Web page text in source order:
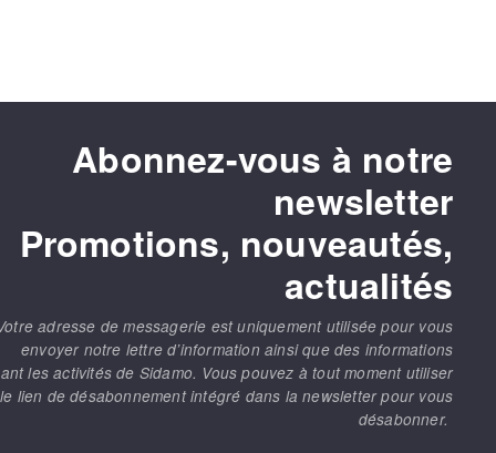
Abonnez-vous à notre
newsletter
Promotions, nouveautés,
actualités
adresse de messagerie est uniquement utilisée pour vous
envoyer notre lettre d’information ainsi que des informations
les activités de Sidamo. Vous pouvez à tout moment utiliser
le lien de désabonnement intégré dans la newsletter pour vous
désabonner.